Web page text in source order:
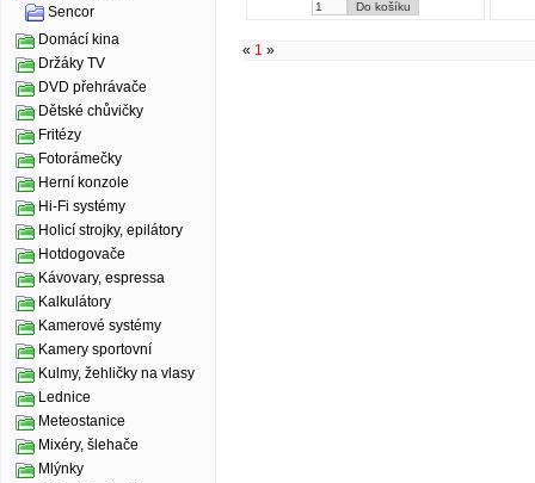
Sencor
Domácí kina
Držáky TV
DVD přehrávače
Dětské chůvičky
Fritézy
Fotorámečky
Herní konzole
Hi-Fi systémy
Holicí strojky, epilátory
Hotdogovače
Kávovary, espressa
Kalkulátory
Kamerové systémy
Kamery sportovní
Kulmy, žehličky na vlasy
Lednice
Meteostanice
Mixéry, šlehače
Mlýnky
« 1 »